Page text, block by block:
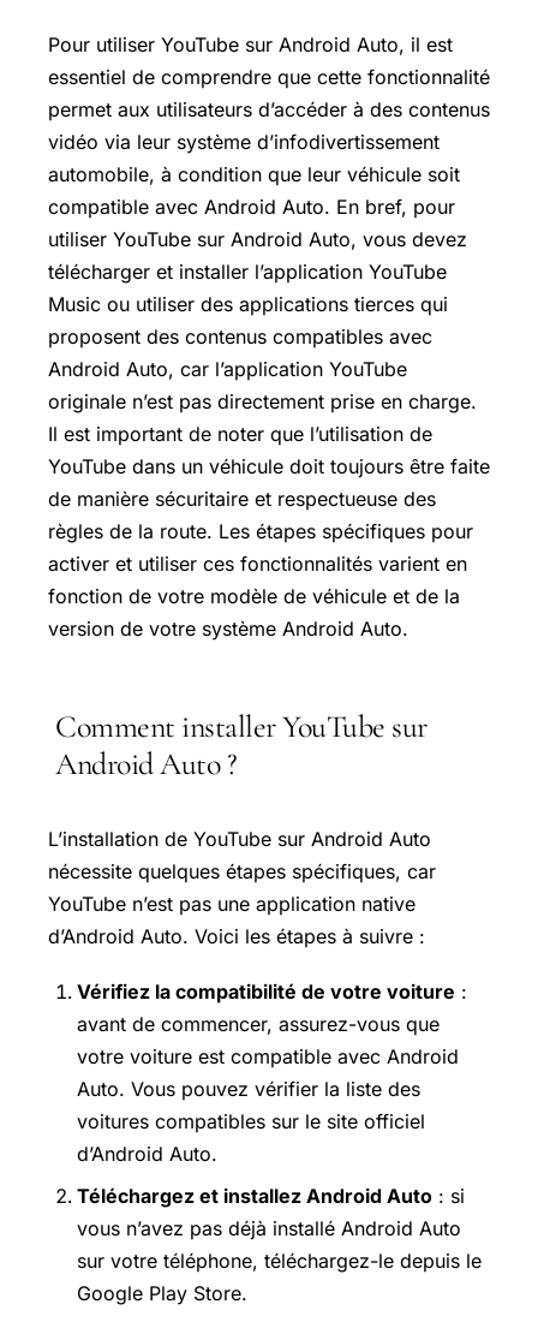
Pour utiliser YouTube sur Android Auto, il est
essentiel de comprendre que cette fonctionnalité
permet aux utilisateurs d’accéder à des contenus
vidéo via leur système d’infodivertissement
automobile, à condition que leur véhicule soit
compatible avec Android Auto. En bref, pour
utiliser YouTube sur Android Auto, vous devez
télécharger et installer l’application YouTube
Music ou utiliser des applications tierces qui
proposent des contenus compatibles avec
Android Auto, car l’application YouTube
originale n’est pas directement prise en charge.
Il est important de noter que l’utilisation de
YouTube dans un véhicule doit toujours être faite
de manière sécuritaire et respectueuse des
règles de la route. Les étapes spécifiques pour
activer et utiliser ces fonctionnalités varient en
fonction de votre modèle de véhicule et de la
version de votre système Android Auto.
Comment installer YouTube sur
Android Auto ?
L’installation de YouTube sur Android Auto
nécessite quelques étapes spécifiques, car
YouTube n’est pas une application native
d’Android Auto. Voici les étapes à suivre :
Vérifiez la compatibilité de votre voiture :
avant de commencer, assurez-vous que
votre voiture est compatible avec Android
Auto. Vous pouvez vérifier la liste des
voitures compatibles sur le site officiel
d’Android Auto.
Téléchargez et installez Android Auto : si
vous n’avez pas déjà installé Android Auto
sur votre téléphone, téléchargez-le depuis le
Google Play Store.